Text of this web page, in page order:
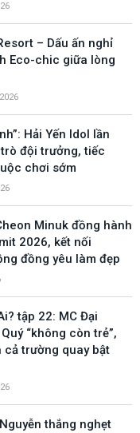
– Dấu ấn nghỉ
Eco-chic giữa lòng
Hải Yến Idol lần
đội trưởng, tiếc
chơi sớm
Minuk đồng hành
2026, kết nối
đồng yêu làm đẹp
tập 22: MC Đại
“không còn trẻ”,
cả trường quay bật
thắng nghẹt